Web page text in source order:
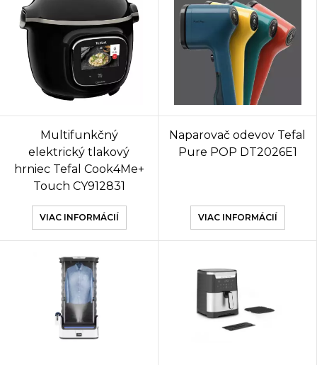
Multifunkčný
elektrický tlakový
hrniec Tefal Cook4Me+
Touch CY912831
VIAC INFORMÁCIÍ
Naparovač odevov Tefal
Pure POP DT2026E1
VIAC INFORMÁCIÍ